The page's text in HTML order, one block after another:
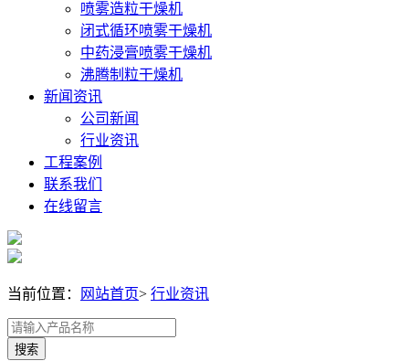
喷雾造粒干燥机
闭式循环喷雾干燥机
中药浸膏喷雾干燥机
沸腾制粒干燥机
新闻资讯
公司新闻
行业资讯
工程案例
联系我们
在线留言
当前位置： 网站首页> 行业资讯